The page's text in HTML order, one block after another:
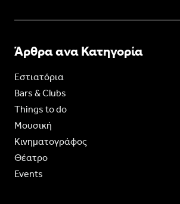
Άρθρα ανα Κατηγορία
Εστιατόρια
Bars & Clubs
Things to do
Moυσική
Κινηματογράφος
Θέατρο
Events